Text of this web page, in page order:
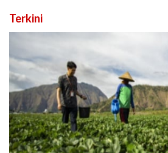
Terkini